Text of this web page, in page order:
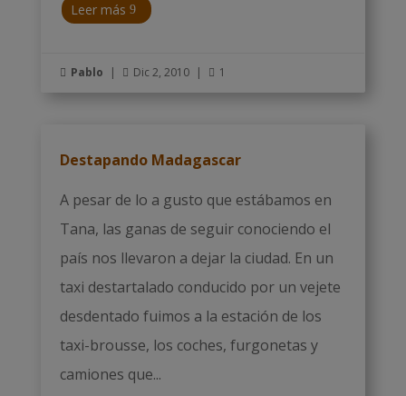
Leer más
 Pablo |  Dic 2, 2010 |  1
Destapando Madagascar
A pesar de lo a gusto que estábamos en
Tana, las ganas de seguir conociendo el
país nos llevaron a dejar la ciudad. En un
taxi destartalado conducido por un vejete
desdentado fuimos a la estación de los
taxi-brousse, los coches, furgonetas y
camiones que...